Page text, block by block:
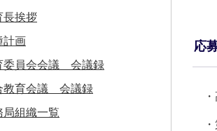
応
・
・
長挨拶
計画
委員会会議 会議録
教育会議 会議録
局組織一覧